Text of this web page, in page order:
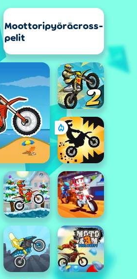
Moottoripyöräcross-
pelit